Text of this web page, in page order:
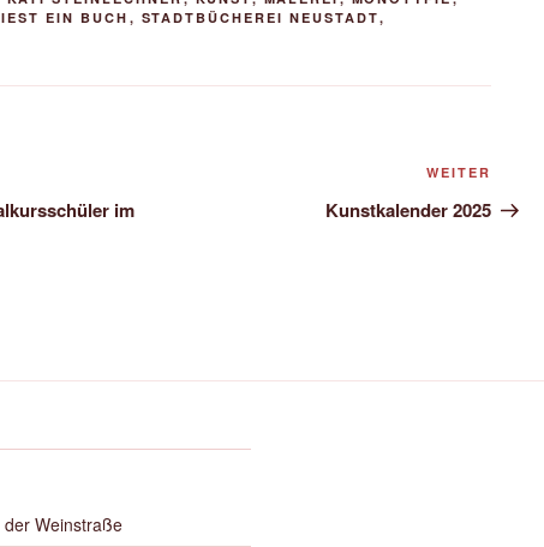
EIN BUCH, STADTBÜCHEREI NEUSTADT,
im
Beitrag
WEITER
Kunstkalender 2025
Weinstraße